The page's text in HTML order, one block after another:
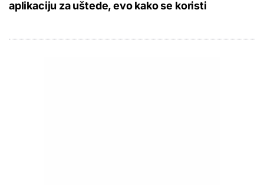
aplikaciju za uštede, evo kako se koristi